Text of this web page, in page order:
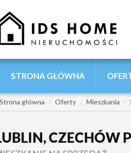
STRONA GŁÓWNA
Strona główna Oferty Mieszkania
CZECHÓW